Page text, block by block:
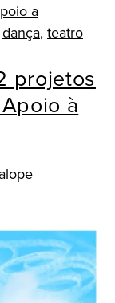
a
dança, teatro
projetos
à